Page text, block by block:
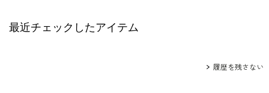
最近チェックしたアイテム
履歴を残さない